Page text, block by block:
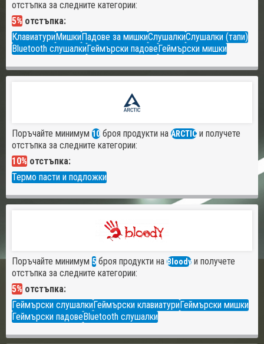
отстъпка за следните категории:
5% отстъпка:
КлавиатуриМишкиПадове за мишкиСлушалкиСлушалки (тапи)
Bluetooth слушалкиГеймърски падовеГеймърски мишки
Поръчайте минимум 10 броя продукти на ARCTIC и получете
отстъпка за следните категории:
10% отстъпка:
Термо пасти и подложки
Поръчайте минимум 5 броя продукти на Bloody и получете
отстъпка за следните категории:
5% отстъпка:
Геймърски слушалкиГеймърски клавиатуриГеймърски мишки
Геймърски падовеBluetooth слушалки